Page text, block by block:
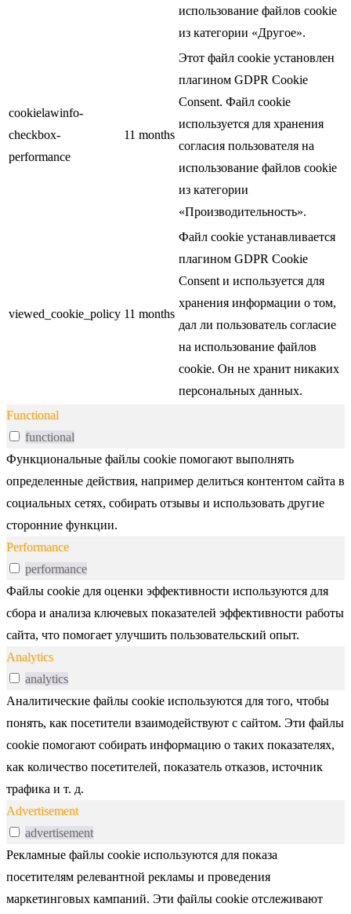
использование файлов cookie
из категории «Другое».
cookielawinfo-
checkbox-
performance
11 months
Этот файл cookie установлен
плагином GDPR Cookie
Consent. Файл cookie
используется для хранения
согласия пользователя на
использование файлов cookie
из категории
«Производительность».
viewed_cookie_policy 11 months
Файл cookie устанавливается
плагином GDPR Cookie
Consent и используется для
хранения информации о том,
дал ли пользователь согласие
на использование файлов
cookie. Он не хранит никаких
персональных данных.
Functional
functional
Функциональные файлы cookie помогают выполнять
определенные действия, например делиться контентом сайта в
социальных сетях, собирать отзывы и использовать другие
сторонние функции.
Performance
performance
Файлы cookie для оценки эффективности используются для
сбора и анализа ключевых показателей эффективности работы
сайта, что помогает улучшить пользовательский опыт.
Analytics
analytics
Аналитические файлы cookie используются для того, чтобы
понять, как посетители взаимодействуют с сайтом. Эти файлы
cookie помогают собирать информацию о таких показателях,
как количество посетителей, показатель отказов, источник
трафика и т. д.
Advertisement
advertisement
Рекламные файлы cookie используются для показа
посетителям релевантной рекламы и проведения
маркетинговых кампаний. Эти файлы cookie отслеживают